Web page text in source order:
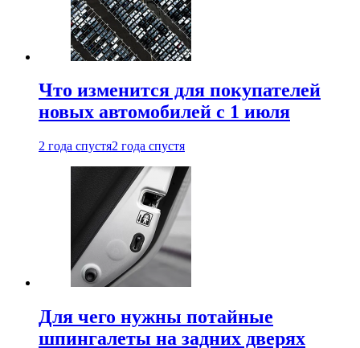
Что изменится для покупателей
новых автомобилей с 1 июля
2 года спустя2 года спустя
Для чего нужны потайные
шпингалеты на задних дверях